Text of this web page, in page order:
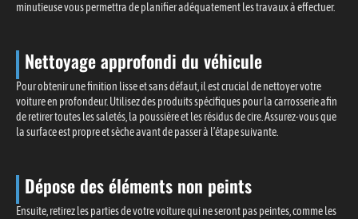
minutieuse vous permettra de planifier adéquatement les travaux à effectuer.
Nettoyage approfondi du véhicule
Pour obtenir une finition lisse et sans défaut, il est crucial de nettoyer votre
voiture en profondeur. Utilisez des produits spécifiques pour la carrosserie afin
de retirer toutes les saletés, la poussière et les résidus de cire. Assurez-vous que
la surface est propre et sèche avant de passer à l’étape suivante.
Dépose des éléments non peints
Ensuite, retirez les parties de votre voiture qui ne seront pas peintes, comme les